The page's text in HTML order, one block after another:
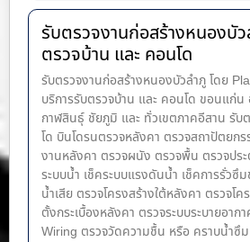
รับตรวจงานก่อสร้างหนองบั
ตรวจบ้าน และ คอนโด
รับตรวจงานก่อสร้างหนองบัวลำภู โดย
บริการรับตรวจบ้าน และ คอนโด ขอนแก่
กาฬสินธุ์ ชัยภูมิ และ ทั่วเขตภาคอีสาน รับ
โด บินโดรนตรวจหลังคา ตรวจสถาปัตยกร
งานหลังคา ตรวจผนัง ตรวจพื้น ตรวจปร
ระบบน้ำ เช็คระบบแรงดันน้ำ เช็คการรั่วซึ
น้ำ​เสีย ตรวจโครงสร้างใต้หลังคา ตรวจโ
ตั้งกระเบื้องหลังคา ตรวจระบบระบายอาก
Wiring ตรวจวัดความชื้น หรือ คราบน้ำซึม